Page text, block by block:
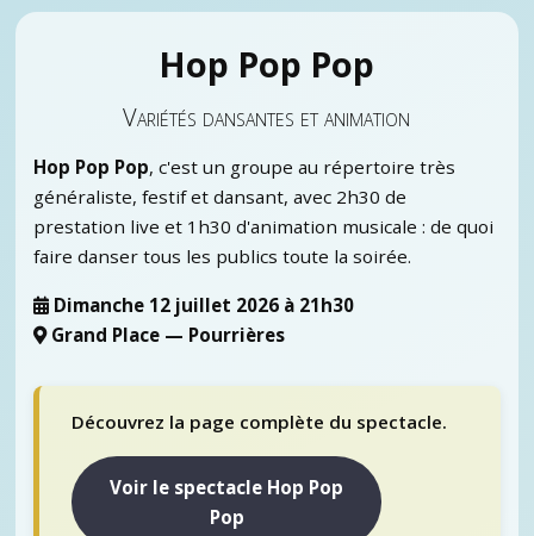
Hop Pop Pop
Variétés dansantes et animation
Hop Pop Pop, c'est un groupe au répertoire très
généraliste, festif et dansant, avec 2h30 de
prestation live et 1h30 d'animation musicale : de quoi
faire danser tous les publics toute la soirée.
Dimanche 12 juillet 2026 à 21h30
Grand Place — Pourrières
Découvrez la page complète du spectacle.
Voir le spectacle Hop Pop
Pop